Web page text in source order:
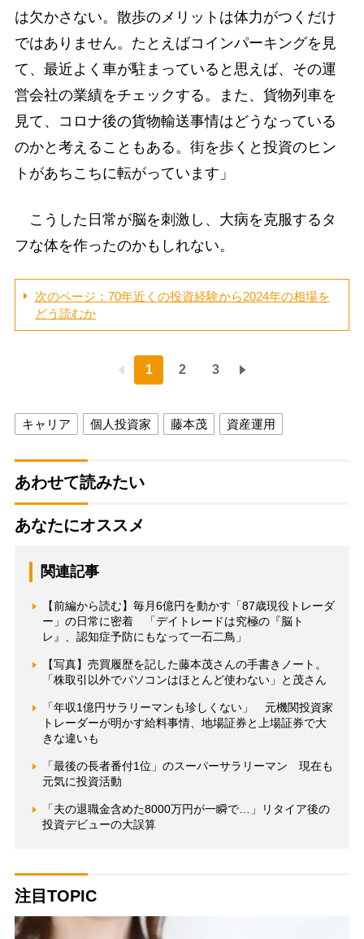
は欠かさない。散歩のメリットは体力がつくだけ
ではありません。たとえばコインパーキングを見
て、最近よく車が駐まっていると思えば、その運
営会社の業績をチェックする。また、貨物列車を
見て、コロナ後の貨物輸送事情はどうなっている
のかと考えることもある。街を歩くと投資のヒン
トがあちこちに転がっています」
こうした日常が脳を刺激し、大病を克服するタ
フな体を作ったのかもしれない。
次のページ：70年近くの投資経験から2024年の相場を
どう読むか
1 2 3
キャリア 個人投資家 藤本茂 資産運用
あわせて読みたい
あなたにオススメ
関連記事
【前編から読む】毎月6億円を動かす「87歳現役トレーダ
ー」の日常に密着 「デイトレードは究極の『脳ト
レ』、認知症予防にもなって一石二鳥」
【写真】売買履歴を記した藤本茂さんの手書きノート。
「株取引以外でパソコンはほとんど使わない」と茂さん
「年収1億円サラリーマンも珍しくない」 元機関投資家
トレーダーが明かす給料事情、地場証券と上場証券で大
きな違いも
「最後の長者番付1位」のスーパーサラリーマン 現在も
元気に投資活動
「夫の退職金含めた8000万円が一瞬で…」リタイア後の
投資デビューの大誤算
注目TOPIC